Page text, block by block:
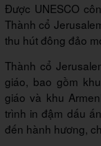
Được UNESCO
Thành cổ
thu hút đông đảo
Thành cổ
giáo, bao gồm
giáo và khu
trình in đậm dấu
đến hành hương,